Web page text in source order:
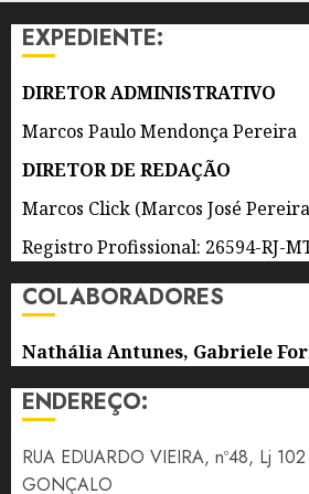
EUROPA,
ESTADOS
UNIDOS
E A
AMÉRICA
LATINA
CANTANDO
A
CULTURA
BRASILEIRA
0
EXPEDIENTE:
DIRETOR ADMINISTRATIVO
Marcos Paulo Mendonça Pereira
DIRETOR DE REDAÇÃO
Marcos Click (Marcos José
Registro Profissional: 26594-RJ-
COLABORADORES
Nathália Antunes, Gabriele
ENDEREÇO:
RUA EDUARDO VIEIRA, nº48, Lj
GONÇALO